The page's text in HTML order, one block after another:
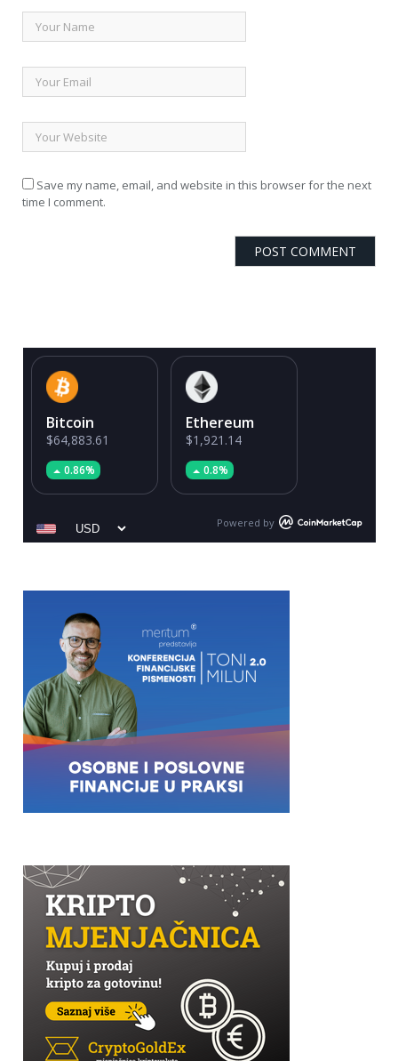
Save my name, email, and website in this browser for the next
time I comment.
Bitcoin
$64,883.61
0.86%
Ethereum
$1,921.14
0.8%
Powered by